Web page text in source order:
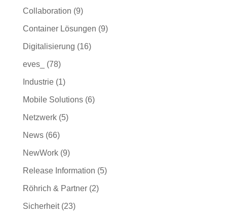
Collaboration (9)
Container Lösungen (9)
Digitalisierung (16)
eves_ (78)
Industrie(1)
Mobile Solutions(6)
Netzwerk(5)
News(66)
NewWork(9)
Release Information (5)
Röhrich & Partner(2)
Sicherheit(23)